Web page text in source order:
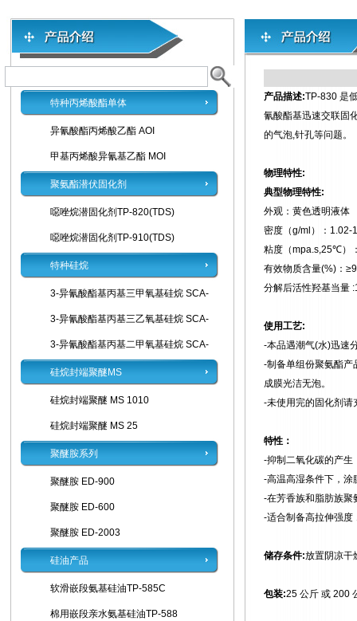
特种丙烯酸酯单体
异氰酸酯丙烯酸乙酯 AOI
甲基丙烯酸异氰基乙酯 MOI
聚氨酯潜伏固化剂
噁唑烷潜固化剂TP-820(TDS)
噁唑烷潜固化剂TP-910(TDS)
特种硅烷
3-异氰酸酯基丙基三甲氧基硅烷 SCA-
3-异氰酸酯基丙基三乙氧基硅烷 SCA-
3-异氰酸酯基丙基二甲氧基硅烷 SCA-
硅烷封端聚醚MS
硅烷封端聚醚 MS 1010
硅烷封端聚醚 MS 25
聚醚胺系列
聚醚胺 ED-900
聚醚胺 ED-600
聚醚胺 ED-2003
硅油产品
软滑嵌段氨基硅油TP-585C
棉用嵌段亲水氨基硅油TP-588
产品描述:TP-830 是
氰酸酯基迅速交联固
的气泡,针孔等问题。
物理特性:
典型物理特性:
外观：黄色透明液体
密度（g/ml）：1.02-
粘度（mpa.s,25℃）
有效物质含量(%)：
分解后活性羟基当量
使用工艺:
-本品遇潮气(水)迅速
-制备单组份聚氨酯产
成膜光洁无泡。
-未使用完的固化剂请
特性：
-抑制二氧化碳的产生
-高温高湿条件下，涂
-在芳香族和脂肪族聚
-适合制备高拉伸强度
储存条件:放置阴凉干
包装:25 公斤 或 200